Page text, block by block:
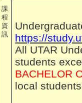
課
程
資
訊
https://
All UTAR
students
BACHELOR
local